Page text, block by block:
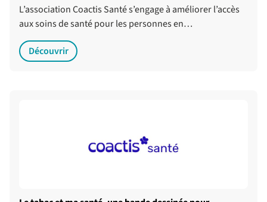
L’association Coactis Santé s’engage à améliorer l’accès
aux soins de santé pour les personnes en…
Découvrir